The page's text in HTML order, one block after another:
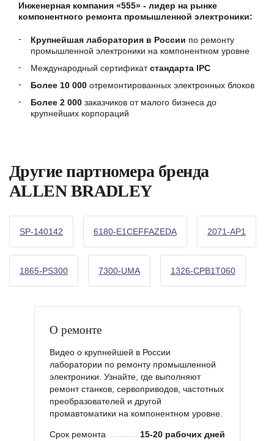
Инженерная компания «555» - лидер на рынке
компонентного ремонта промышленной электроники:
Крупнейшая лаборатория в России по ремонту
промышленной электроники на компонентном уровне
Международный сертификатстандарта IPC
Более 10 000 отремонтированных электронных блоков
Более 2 000 заказчиков от малого бизнеса до
крупнейших корпораций
Другие партномера бренда
ALLEN BRADLEY
SP-140142 6180-E1CEFFAZEDA 2071-AP1
1865-PS300 7300-UMA 1326-CPB1T060
О ремонте
Видео о крупнейшей в России
лаборатории по ремонту промышленной
электроники. Узнайте, где выполняют
ремонт станков, сервоприводов, частотных
преобразователей и другой
промавтоматики на компонентном уровне.
Срок ремонта 15-20 рабочих дней